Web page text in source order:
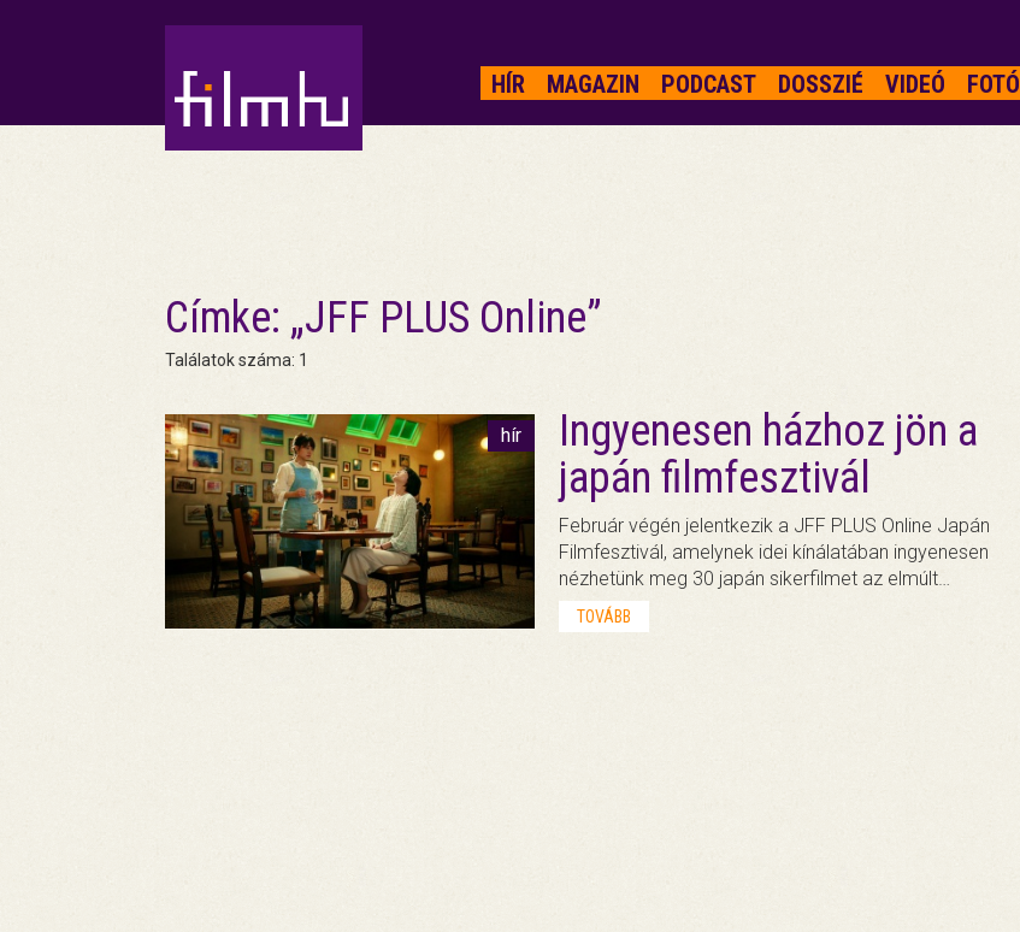
HÍR MAGAZIN PODCAST DOSSZIÉ VIDEÓ FOTÓ
Címke: „JFF PLUS Online”
Találatok száma: 1
hír
Ingyenesen házhoz jön a
japán filmfesztivál
Február végén jelentkezik a JFF PLUS Online Japán
Filmfesztivál, amelynek idei kínálatában ingyenesen
nézhetünk meg 30 japán sikerfilmet az elmúlt…
TOVÁBB